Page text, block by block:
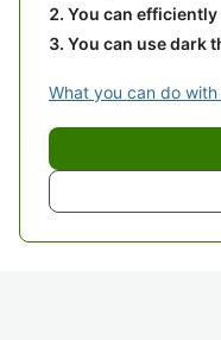
You can
You can use dark
What you can do